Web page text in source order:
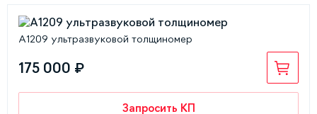
А1209 ультразвуковой толщиномер
175 000 ₽
Запросить КП